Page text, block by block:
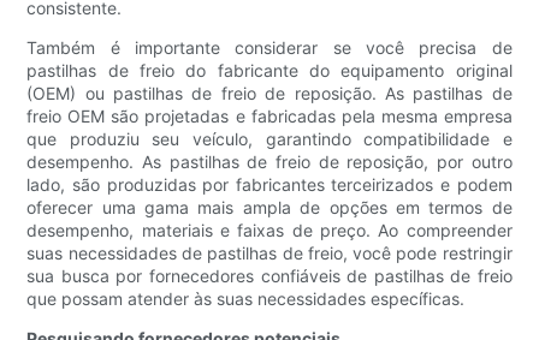
consistente.
Também é importante considerar se você precisa de
pastilhas de freio do fabricante do equipamento original
(OEM) ou pastilhas de freio de reposição. As pastilhas de
freio OEM são projetadas e fabricadas pela mesma empresa
que produziu seu veículo, garantindo compatibilidade e
desempenho. As pastilhas de freio de reposição, por outro
lado, são produzidas por fabricantes terceirizados e podem
oferecer uma gama mais ampla de opções em termos de
desempenho, materiais e faixas de preço. Ao compreender
suas necessidades de pastilhas de freio, você pode restringir
sua busca por fornecedores confiáveis ​​de pastilhas de freio
que possam atender às suas necessidades específicas.